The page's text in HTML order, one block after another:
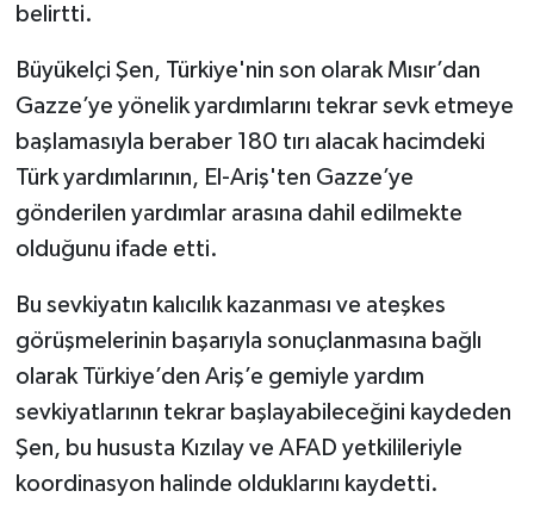
belirtti.
Büyükelçi Şen, Türkiye'nin son olarak Mısır’dan
Gazze’ye yönelik yardımlarını tekrar sevk etmeye
başlamasıyla beraber 180 tırı alacak hacimdeki
Türk yardımlarının, El-Ariş'ten Gazze’ye
gönderilen yardımlar arasına dahil edilmekte
olduğunu ifade etti.
Bu sevkiyatın kalıcılık kazanması ve ateşkes
görüşmelerinin başarıyla sonuçlanmasına bağlı
olarak Türkiye’den Ariş’e gemiyle yardım
sevkiyatlarının tekrar başlayabileceğini kaydeden
Şen, bu hususta Kızılay ve AFAD yetkilileriyle
koordinasyon halinde olduklarını kaydetti.